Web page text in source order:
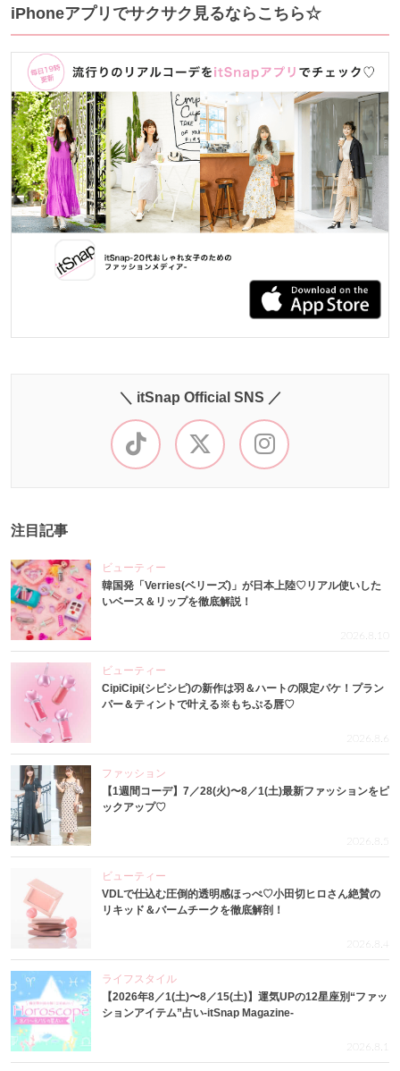
iPhoneアプリでサクサク見るならこちら☆
＼ itSnap Official SNS ／
注目記事
ビューティー
韓国発「Verries(ベリーズ)」が日本上陸♡リアル使いした
いベース＆リップを徹底解説！
2026.8.10
ビューティー
CipiCipi(シピシピ)の新作は羽＆ハートの限定パケ！プラン
パー＆ティントで叶える※もちぷる唇♡
2026.8.6
ファッション
【1週間コーデ】7／28(火)〜8／1(土)最新ファッションをピ
ックアップ♡
2026.8.5
ビューティー
VDLで仕込む圧倒的透明感ほっぺ♡小田切ヒロさん絶賛の
リキッド＆バームチークを徹底解剖！
2026.8.4
ライフスタイル
【2026年8／1(土)〜8／15(土)】運気UPの12星座別“ファッ
ションアイテム”占い-itSnap Magazine-
2026.8.1